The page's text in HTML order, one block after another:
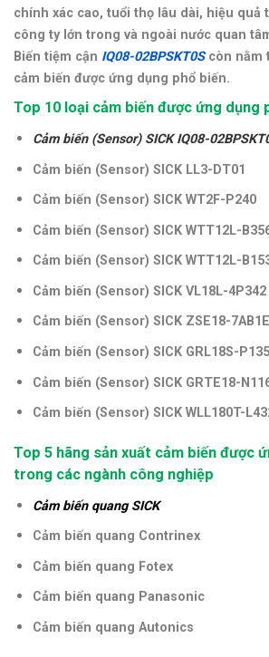
chính xác cao, tuổi thọ lâu dài, hiệu quả
công ty lớn trong và ngoài nước quan
Biến tiệm cận IQ08-02BPSKT0S còn nằm
cảm biến được ứng dụng phổ biến.
Top 10 loại cảm biến được ứng dụng
Cảm biến (Sensor) SICK IQ08-
Cảm biến (Sensor) SICK LL3-DT01
Cảm biến (Sensor) SICK WT2F-P240
Cảm biến (Sensor) SICK WTT12L-
Cảm biến (Sensor) SICK WTT12L-
Cảm biến (Sensor) SICK VL18L-4P342
Cảm biến (Sensor) SICK ZSE18-
Cảm biến (Sensor) SICK GRL18S-
Cảm biến (Sensor) SICK GRTE18-
Cảm biến (Sensor) SICK WLL180T-
Top 5 hãng sản xuất cảm biến được
trong các ngành công nghiệp
Cảm biến quang SICK
Cảm biến quang Contrinex
Cảm biến quang Fotex
Cảm biến quang Panasonic
Cảm biến quang Autonics